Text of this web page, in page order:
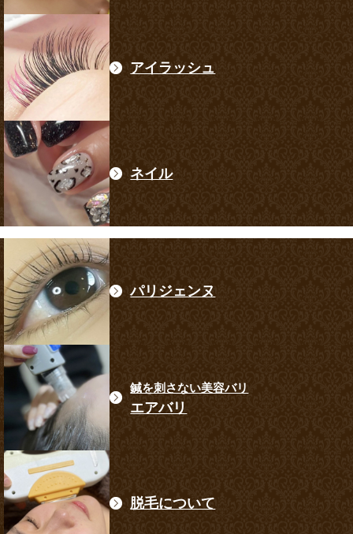
アイラッシュ
ネイル
パリジェンヌ
鍼を刺さない美容バリ
エアバリ
脱毛について